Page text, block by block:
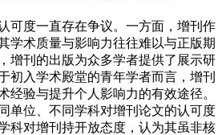
可度一直存在争议。一方面，增刊作
学术质量与影响力往往难以与正版期
增刊的出版为众多学者提供了展示研
初入学术殿堂的青年学者而言，增刊
经验与提升个人影响力的有效途径。
单位、不同学科对增刊论文的认可度
科对增刊持开放态度，认为其虽非核